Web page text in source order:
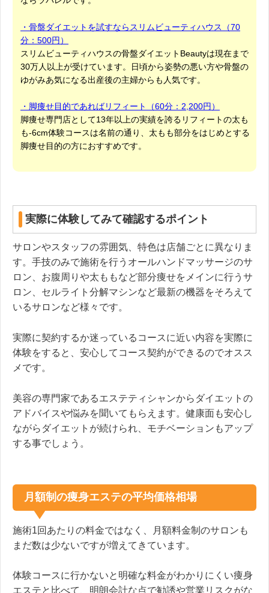
・骨盤ダイエットを試すならスリムビューティハウス（70
分：500円）
スリムビューティハウスの骨盤ダイエットBeautyは現在まで
30万人以上が受けています。日頃から姿勢の悪い方や骨盤の
ゆがみあ気になる出産後の主婦からも人気です。
・脚痩せ目的であればリフィート（60分：2,200円）
脚痩せ専門店として13年以上の実績を誇るリフィートの太も
も-6cm体験コースは名前の通り、太もも部分をはじめとする
脚痩せ目的の方におすすめです。
実際に体験してみて確認するポイント
サロンやスタッフの雰囲気、特色は店舗ごとに異なりま
す。手技のみで施術を行うオールハンドマッサージのサ
ロン、お腹周りや太ももなど部分痩せをメインに行うサ
ロン、セルライト分解マシンなど最新の機器をそろえて
いるサロンなど様々です。
実際に契約するか迷っているコースに近い内容を実際に
体験をすると、安心してコース契約ができるのでオスス
メです。
美容の専門家であるエステティシャンからダイエットの
アドバイスや悩みを聞いてもらえます。健康面も安心し
ながらダイエットが続けられ、モチベーションもアップ
する事でしょう。
月額制の痩身エステの平均価格相場
施術1回あたりの料金ではなく、月額料金制のサロンも
まだ数は少ないですが増えてきています。
体験コースに行かないと明確な料金がわかりにくい痩身
エステと比べて、明朗会計な点で勧誘や営業リスクがな